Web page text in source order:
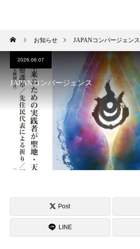
お知らせ JAPANコンバージェンス
2026.06.07
JAPANコンバージェンス
Post
LINE